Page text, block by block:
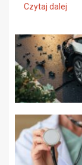
Czytaj dalej